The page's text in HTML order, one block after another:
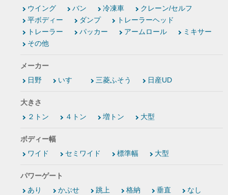
ウイング
バン 冷凍車
クレーン/セルフ
平ボディー
ダンプ
トレーラーヘッド
トレーラー
パッカー アームロール
ミキサー
その他
メーカー
日野
いすゞ 三菱ふそう 日産UD
大きさ
２トン
４トン 増トン 大型
ボディー幅
ワイド
セミワイド 標準幅 大型
パワーゲート
あり
かぶせ 跳上 格納 垂直 なし